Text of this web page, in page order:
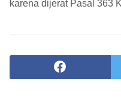
karena dijerat Pasal 363